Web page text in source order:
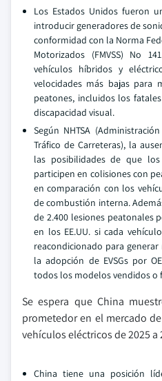
Los Estados Unidos fueron
introducir generadores de
conformidad con la Norma
Motorizados (FMVSS) No
vehículos híbridos y
velocidades más bajas para
peatones, incluidos los
discapacidad visual.
Según NHTSA
Tráfico de Carreteras), la
las posibilidades de que
participen en colisiones con
en comparación con los
de combustión interna.
de 2.400 lesiones peatonales
en los EE.UU. si cada
reacondicionado para
la adopción de EVSGs por
todos los modelos vendidos o
Se espera que China
prometedor en el mercado
vehículos eléctricos de 2025 a
China tiene una posición